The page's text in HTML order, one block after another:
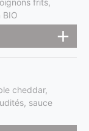
frits,
BIO
cheddar,
sauce